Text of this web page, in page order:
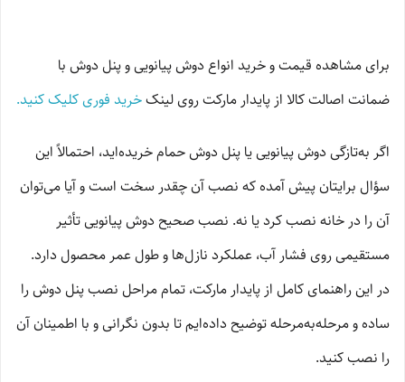
برای مشاهده قیمت و خرید انواع دوش پیانویی و پنل دوش با
ضمانت اصالت کالا از پایدار مارکت روی لینکخرید فوری کلیک کنید.
اگر به‌تازگی دوش پیانویی یا پنل دوش حمام خریده‌اید، احتمالاً این
سؤال برایتان پیش آمده که نصب آن چقدر سخت است و آیا می‌توان
آن را در خانه نصب کرد یا نه. نصب صحیح دوش پیانویی تأثیر
مستقیمی روی فشار آب، عملکرد نازل‌ها و طول عمر محصول دارد.
در این راهنمای کامل از پایدار مارکت، تمام مراحل نصب پنل دوش را
ساده و مرحله‌به‌مرحله توضیح داده‌ایم تا بدون نگرانی و با اطمینان آن
را نصب کنید.